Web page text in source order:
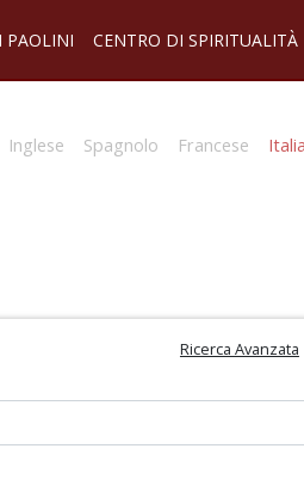
PAOLINI CENTRO DI SPIRITUALITÀ
Inglese Spagnolo Francese
Ricerca Avanzata